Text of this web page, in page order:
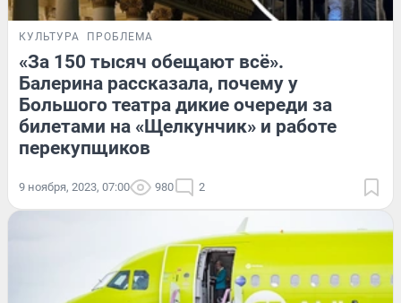
КУЛЬТУРА ПРОБЛЕМА
«За 150 тысяч обещают всё».
Балерина рассказала, почему у
Большого театра дикие очереди за
билетами на «Щелкунчик» и работе
перекупщиков
9 ноября, 2023, 07:00 980 2